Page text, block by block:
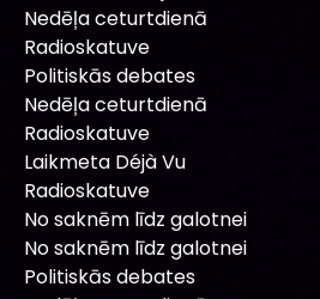
Nedēļa ceturtdienā
Radioskatuve
Politiskās debates
Nedēļa ceturtdienā
Radioskatuve
Laikmeta Déjà Vu
Radioskatuve
No saknēm līdz galotnei
No saknēm līdz galotnei
Politiskās debates